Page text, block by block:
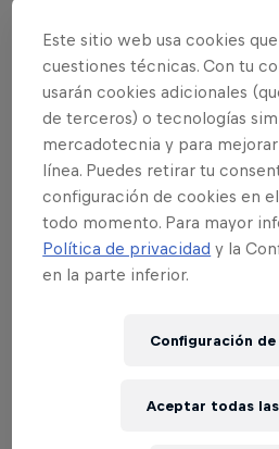
competición lejos de
Eventos
Este sitio web usa cookies
cuestiones técnicas. Con tu
usarán cookies adicionales
de terceros) o tecnologías
mercadotecnia y para
línea. Puedes retirar tu
configuración de cookies en
todo momento. Para mayor
Política de privacidad y la
en la parte inferior.
Configuración
Aceptar todas